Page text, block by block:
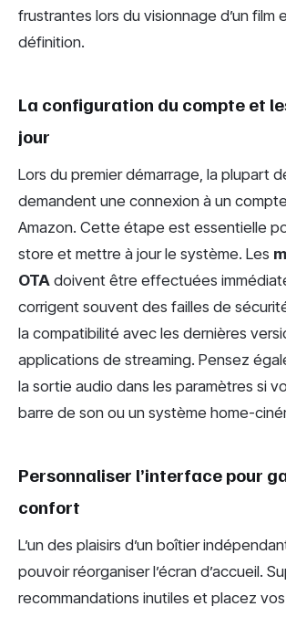
frustrantes lors du visionnage d’un film
définition.
La configuration du compte et
jour
Lors du premier démarrage, la plupart
demandent une connexion à un
Amazon. Cette étape est essentielle
store et mettre à jour le système. Les
OTA doivent être effectuées
corrigent souvent des failles de
la compatibilité avec les dernières
applications de streaming. Pensez
la sortie audio dans les paramètres si
barre de son ou un système home-
Personnaliser l’interface pour
confort
L’un des plaisirs d’un boîtier
pouvoir réorganiser l’écran d’accueil.
recommandations inutiles et placez